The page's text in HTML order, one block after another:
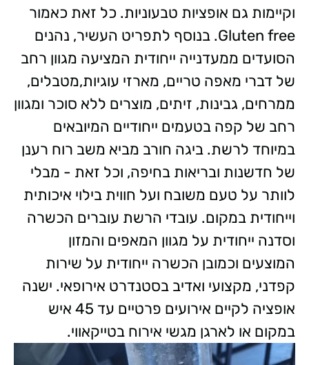
וקיימות גם אופציות טבעוניות. כל זאת כאמור
Gluten free. בנוסף לתפריט העשיר, נהנים
הסועדים ממעדנייה ייחודית המציעה מגוון רחב
של דברי מאפה טריים, מארזי עוגיות,מטבלים,
ממרחים, גבינות, זיתים, מוצרים ללא סוכר ומגוון
רחב של קפה בטעמים ייחודיים המיובאים
במיוחד לרשת. ביגה חורב מביא משב רוח רענן
של חדשנות ובריאות בחיפה, וכל זאת - מבלי
לוותר על טעם משובח ועל חווית בילוי איכותית
וייחודית במקום. עובדי הרשת עוברים הכשרה
וסדנה ייחודית על מגוון המאפים והמזון
המוצעים וכמובן הכשרה ייחודית על שירות
קפדני, מקצועי ואדיב בסטנדרט אירופאי. ישנה
אופציה לקיים אירועים פרטיים עד 45 איש
במקום או לארגן מגשי אירוח בטייקאווי.